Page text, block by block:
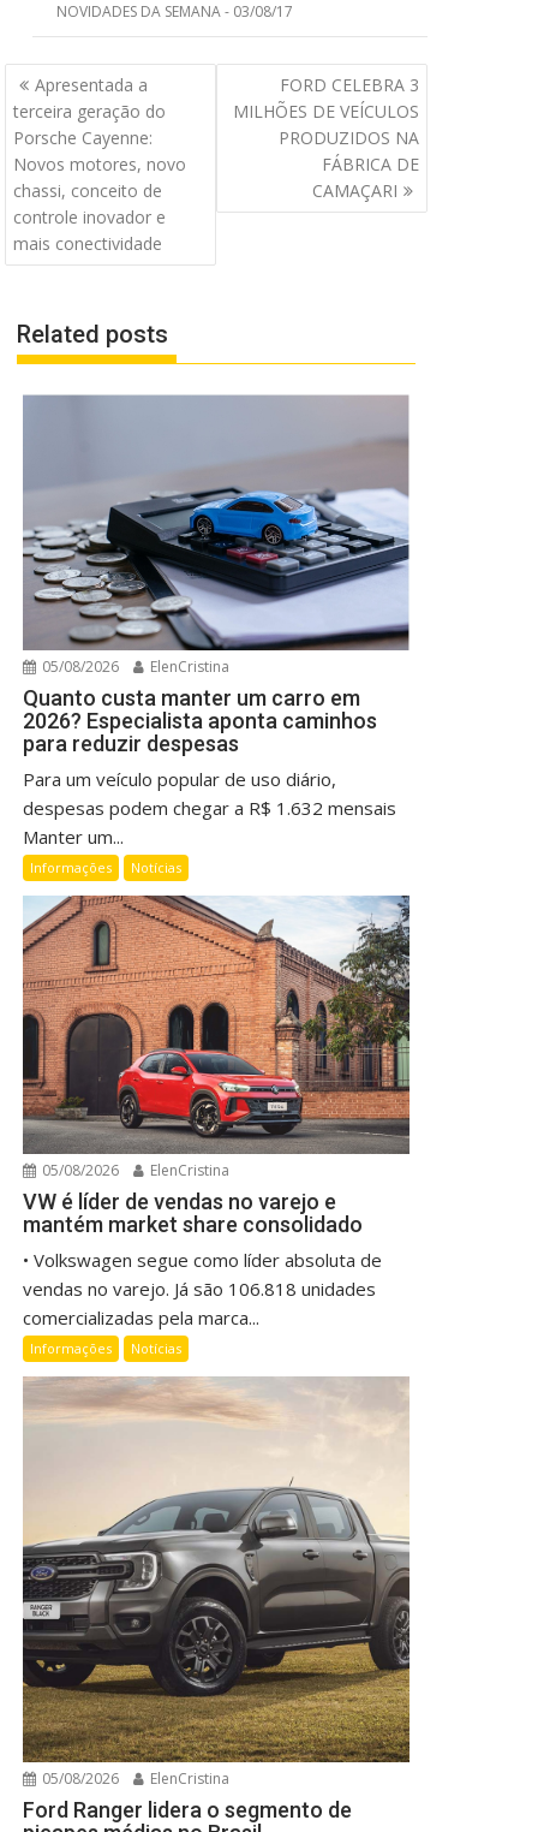
NOVIDADES DA SEMANA - 03/08/17
Navegação
de
Post
Apresentada a
terceira geração do
Porsche Cayenne:
Novos motores, novo
chassi, conceito de
controle inovador e
mais conectividade
FORD CELEBRA 3
MILHÕES DE VEÍCULOS
PRODUZIDOS NA
FÁBRICA DE
CAMAÇARI
Related posts
05/08/2026 ElenCristina
Quanto custa manter um carro em
2026? Especialista aponta caminhos
para reduzir despesas
Para um veículo popular de uso diário,
despesas podem chegar a R$ 1.632 mensais
Manter um...
Informações Notícias
05/08/2026 ElenCristina
VW é líder de vendas no varejo e
mantém market share consolidado
• Volkswagen segue como líder absoluta de
vendas no varejo. Já são 106.818 unidades
comercializadas pela marca...
Informações Notícias
05/08/2026 ElenCristina
Ford Ranger lidera o segmento de